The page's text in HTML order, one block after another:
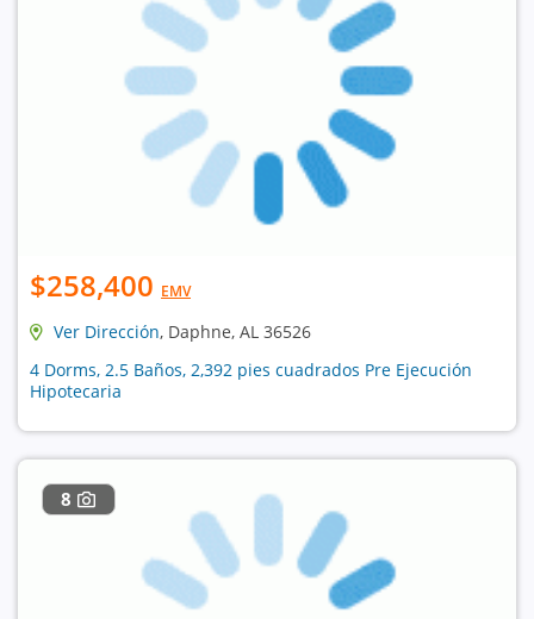
$258,400 EMV
Ver Dirección, Daphne, AL 36526
4 Dorms, 2.5 Baños, 2,392 pies cuadrados Pre Ejecución
Hipotecaria
8